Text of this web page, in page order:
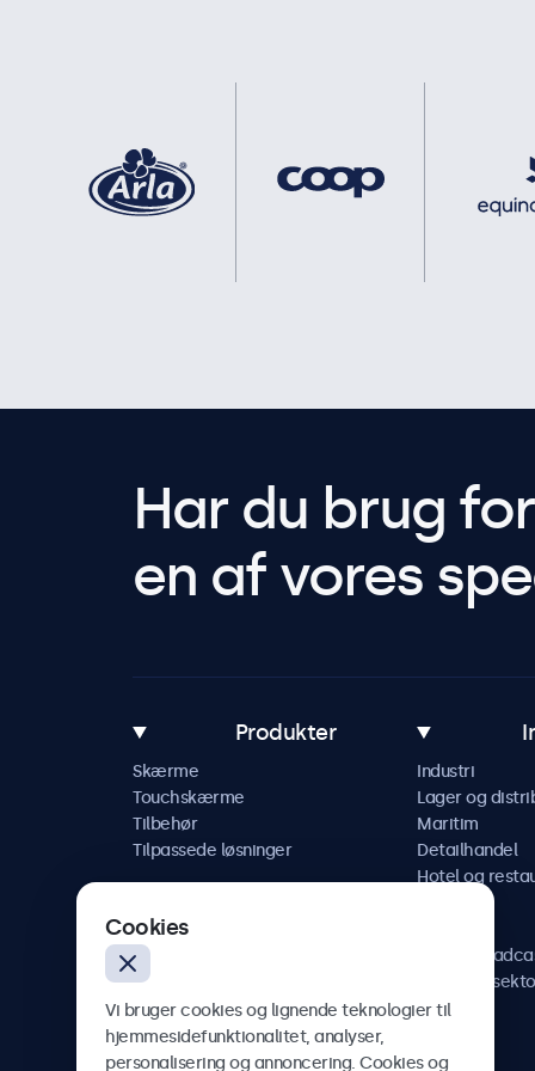
Har du brug
en af vores
Produkter
Skærme
Touchskærme
Tilbehør
Tilpassede løsninger
Industri
Lager og
Maritim
Detailhandel
Hotel og
AV og
Cookies
Vi bruger cookies og lignende teknologier til
hjemmesidefunktionalitet, analyser,
personalisering og annoncering. Cookies og